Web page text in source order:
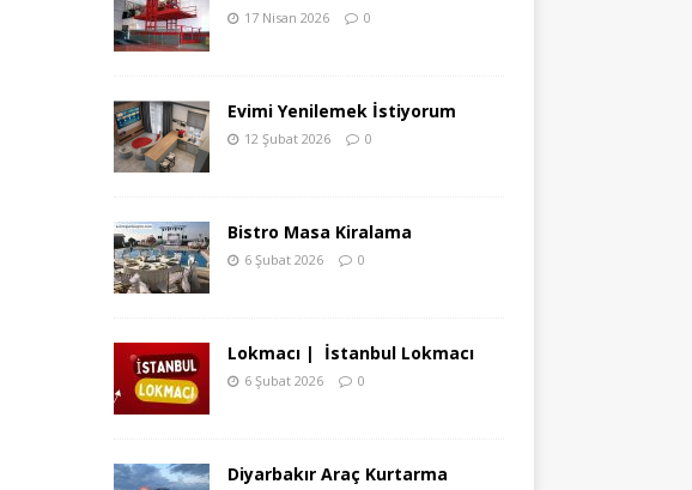
17 Nisan 2026 0
Evimi Yenilemek İstiyorum
12 Şubat 2026 0
Bistro Masa Kiralama
6 Şubat 2026 0
Lokmacı | İstanbul Lokmacı
6 Şubat 2026 0
Diyarbakır Araç Kurtarma